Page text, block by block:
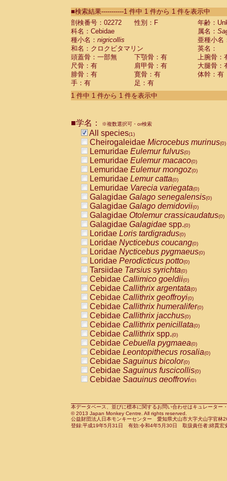
CebidaeSaguinus labiatus(0)
Cebidae Saguinus leucopus (0)
Cebidae
CebidaeSaguinus mystax
CebidaeSaguinus nigricollis (1)
Cebidae Saguinus oedipus
Cebidae Saguinus weddelli
Cebidae Saguinusspp.
Cebidae Aotus trivirgatus
Cebidae Cebus albifrons
CebidaeCebus nigrivittatus
CebidaeCebus
CebidaeSaimiri boliviensis(0)
CebidaeSaimiri sciureus(0)
AtelidaeAlouatta caraya(0)
AtelidaeAlouatta fusca(0)
AtelidaeAlouatta seniculus
AtelidaeAlouattaspp.(0)
AtelidaeAteles belzebuth(0)
AtelidaeAteles geoffroyi(0)
AtelidaeAteles paniscus(0)
AtelidaeAtelesspp.(0)
Atelidae Lagothrix lagothricha
AtelidaeLagothrix lagothricha cana
PitheciidaeCacajao calvus
PitheciidaeCallicebus cupreus
PitheciidaeCallicebus donacophilus
PitheciidaeCallicebus moloch
PitheciidaeCallicebus torquatus
PitheciidaeCallicebusspp.(0)
PitheciidaeChiropotes satanas(0)
PitheciidaePithecia monachus
PitheciidaePithecia pithecia(0)
CercopithecidaeCercocebus agilis
CercopithecidaeCercocebus
CercopithecidaeCercocebus
CercopithecidaeCercocebus
CercopithecidaeCercocebus
CercopithecidaeCercocebushybrid
CercopithecidaePapio anubis(0)
CercopithecidaePapio cynocephalus
CercopithecidaePapio hamadryas(0)
■検索結果-----------1 件中 1 件から 1 件を表示中
剖検番号：02272
性別：F
年齢：
科名：Cebidae
属名：
種小名： nigricollis
亜種小名
和名：クロクビタマリン
英名：
頭蓋骨：一部無
下顎骨：有
上腕骨：
尺骨：有
肩甲骨：有
大腿骨：
腓骨：有
寛骨：有
体幹：有
手：有
足：有
1 件中 1 件から 1 件を表示中
■学名： ※複数選択可・or検索
All species(1)
Cheirogaleidae Microcebus murinus(0)
Lemuridae Eulemur fulvus(0)
Lemuridae Eulemur macaco(0)
Lemuridae Eulemur mongoz(0)
Lemuridae Lemur catta(0)
Lemuridae Varecia variegata(0)
Galagidae Galago senegalensis(0)
Galagidae Galago demidovii(0)
Galagidae Otolemur crassicaudatus(0)
Galagidae Galagidae spp.(0)
Loridae Loris tardigradus(0)
Loridae Nycticebus coucang(0)
Loridae Nycticebus pygmaeus(0)
Loridae Perodicticus potto(0)
Tarsiidae Tarsius syrichta(0)
Cebidae Callimico goeldii(0)
Cebidae Callithrix argentata(0)
Cebidae Callithrix geoffroyi(0)
Cebidae Callithrix humeralifer(0)
Cebidae Callithrix jacchus(0)
Cebidae Callithrix penicillata(0)
Cebidae Callithrixspp.(0)
Cebidae Cebuella pygmaea(0)
Cebidae Leontopithecus rosalia(0)
Cebidae Saguinus bicolor(0)
Cebidae Saguinus fuscicollis(0)
Cebidae Saguinus geoffroyi(0)
CebidaeSaguinus leucopus(0)
CebidaeSaguinus midas(0)
Cebidae Saguinus mystax(0)
本データベース、並びに標本に関するお問い合わせはキュレータ
© 2013 Japan Monkey Centre. All rights reserved.
公益財団法人日本モンキーセンター 愛知県犬山市大字犬山字官
登録:平成19年5月31日 有効:令和4年5月30日 取扱責任者:綿貫宏